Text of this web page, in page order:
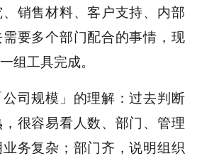
销售材料、客户支持、内部
要多个部门配合的事情，现
组工具完成。
司规模」的理解：过去判断
很容易看人数、部门、管理
务复杂；部门齐，说明组织